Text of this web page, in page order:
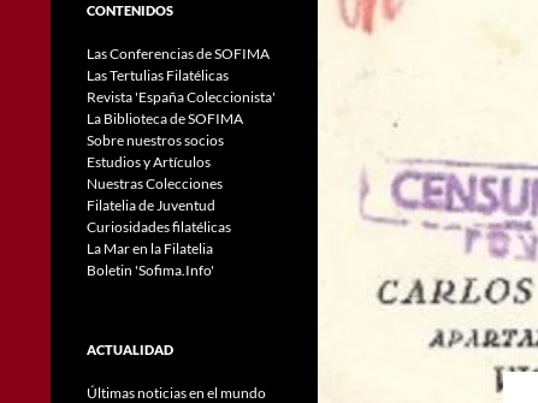
CONTENIDOS
Las Conferencias de SOFIMA
Las Tertulias Filatélicas
Revista 'España Coleccionista'
La Biblioteca de SOFIMA
Sobre nuestros socios
Estudios y Artículos
Nuestras Colecciones
Filatelia de Juventud
Curiosidades filatélicas
La Mar en la Filatelia
Boletin 'Sofima.Info'
ACTUALIDAD
Últimas noticias en el mundo